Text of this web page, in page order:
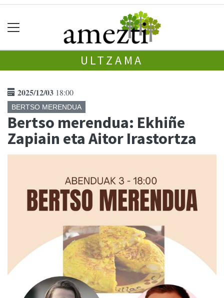
ULTZAMA
2025/12/03 18:00
BERTSO MERENDUA
Bertso merendua: Ekhiñe
Zapiain eta Aitor Irastortza